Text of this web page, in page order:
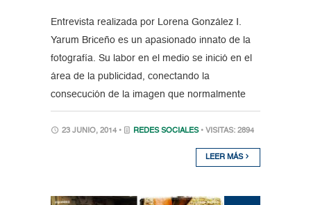
Entrevista realizada por Lorena González I.
Yarum Briceño es un apasionado innato de la
fotografía. Su labor en el medio se inició en el
área de la publicidad, conectando la
consecución de la imagen que normalmente
23 JUNIO, 2014 • REDES SOCIALES • VISITAS: 2894
LEER MÁS